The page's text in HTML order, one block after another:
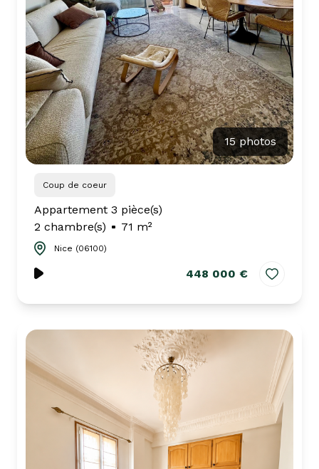
15 photos
Coup de coeur
Appartement 3 pièce(s)
2 chambre(s)
71 m²
Nice (06100)
448 000 €